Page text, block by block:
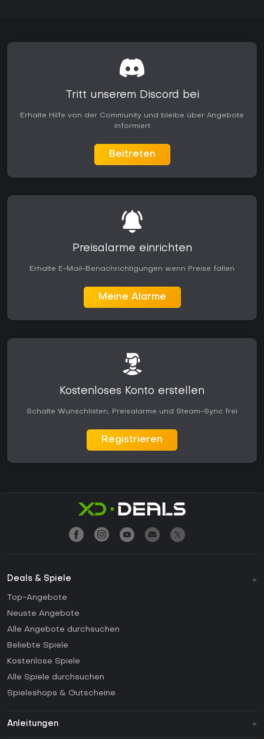
Tritt unserem Discord bei
Erhalte Hilfe von der Community und bleibe über Angebote
informiert
Beitreten
Preisalarme einrichten
Erhalte E-Mail-Benachrichtigungen wenn Preise fallen
Meine Alarme
Kostenloses Konto erstellen
Schalte Wunschlisten, Preisalarme und Steam-Sync frei
Registrieren
Deals & Spiele
Top-Angebote
Neuste Angebote
Alle Angebote durchsuchen
Beliebte Spiele
Kostenlose Spiele
Alle Spiele durchsuchen
Spieleshops & Gutscheine
Anleitungen